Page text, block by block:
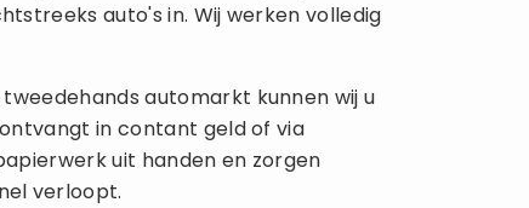
auto's in. Wij werken volledig
automarkt kunnen wij u
in contant geld of via
uit handen en zorgen
verloopt.